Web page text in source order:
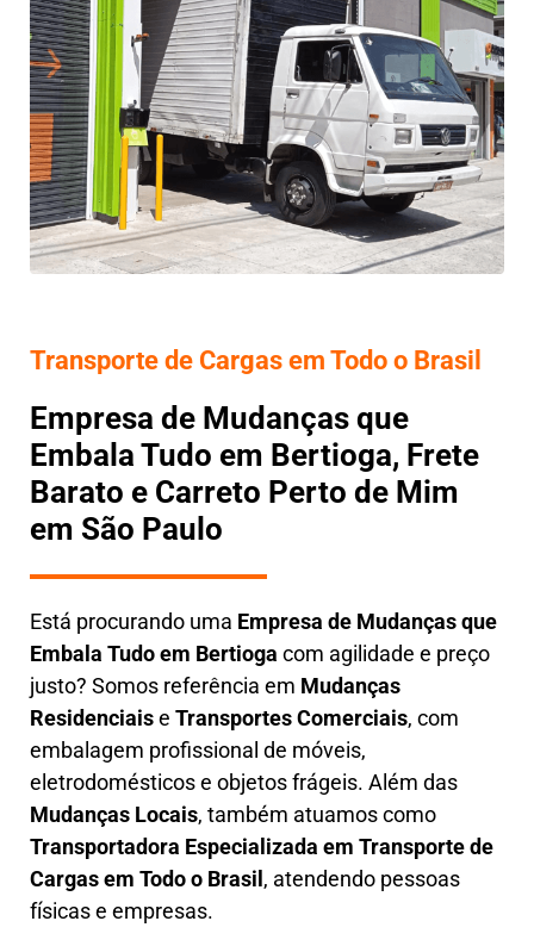
Transporte de Cargas em Todo o Brasil
Empresa de Mudanças que
Embala Tudo em Bertioga, Frete
Barato e Carreto Perto de Mim
em São Paulo
Está procurando uma Empresa de Mudanças que
Embala Tudo em Bertioga com agilidade e preço
justo? Somos referência em Mudanças
Residenciaise Transportes Comerciais, com
embalagem profissional de móveis,
eletrodomésticos e objetos frágeis. Além das
Mudanças Locais, também atuamos como
Transportadora Especializada em Transporte de
Cargas em Todo o Brasil , atendendo pessoas
físicas e empresas.